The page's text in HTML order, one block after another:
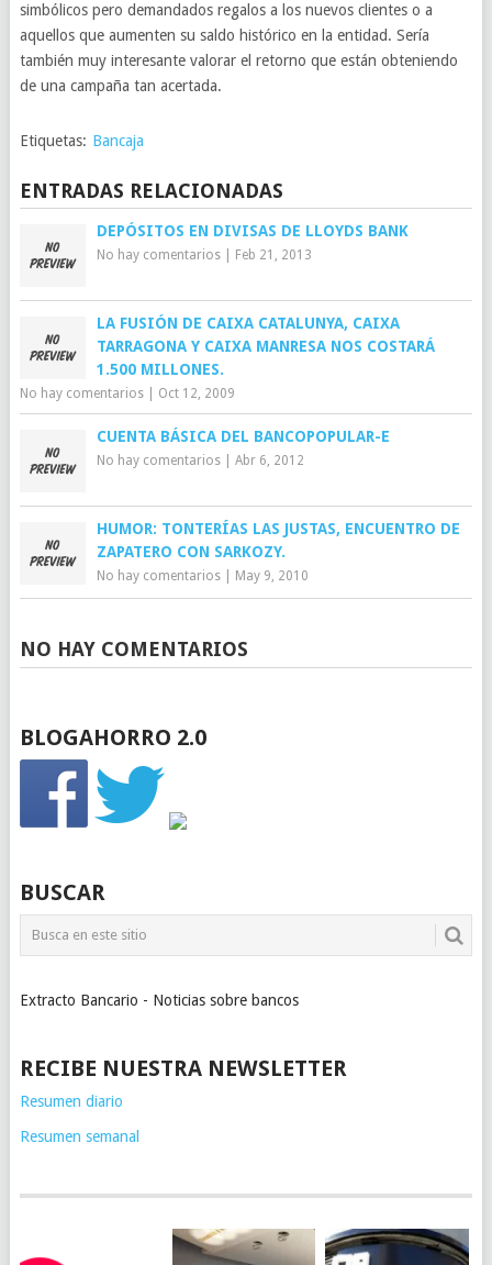
simbólicos pero demandados regalos a los nuevos clientes o a
aquellos que aumenten su saldo histórico en la entidad. Sería
también muy interesante valorar el retorno que están obteniendo
de una campaña tan acertada.
Etiquetas: Bancaja
ENTRADAS RELACIONADAS
DEPÓSITOS EN DIVISAS DE LLOYDS BANK
No hay comentarios| Feb 21, 2013
LA FUSIÓN DE CAIXA CATALUNYA, CAIXA
TARRAGONA Y CAIXA MANRESA NOS COSTARÁ
1.500 MILLONES.
No hay comentarios| Oct 12, 2009
CUENTA BÁSICA DEL BANCOPOPULAR-E
No hay comentarios| Abr 6, 2012
HUMOR: TONTERÍAS LAS JUSTAS, ENCUENTRO DE
ZAPATERO CON SARKOZY.
No hay comentarios| May 9, 2010
NO HAY COMENTARIOS
BLOGAHORRO 2.0
BUSCAR
Extracto Bancario - Noticias sobre bancos
RECIBE NUESTRA NEWSLETTER
Resumen diario
Resumen semanal